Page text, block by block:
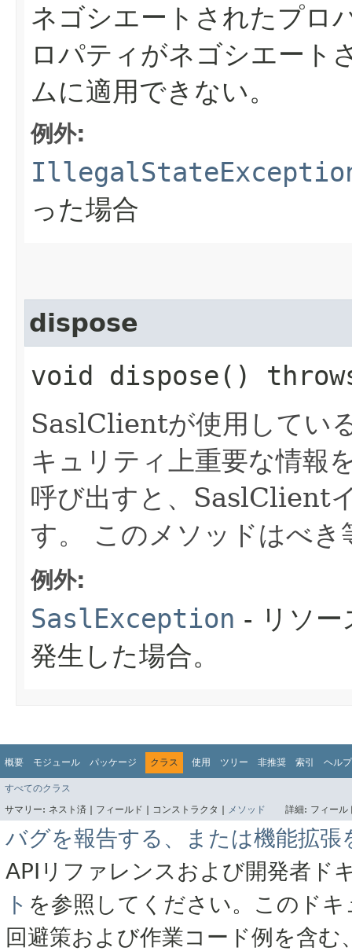
ネゴシエートされたプロ
ロパティがネゴシエート
ムに適用できない。
例外:
った場合
dispose
void dispose()
SaslClientが使用してい
キュリティ上重要な情報
呼び出すと、SaslClient
す。
このメソッドはべき
例外:
SaslException - リソー
発生した場合。
概要 モジュール パッケージ クラス 使用 ツリー 非推奨 索引 ヘルプ
すべてのクラス
サマリー: ネスト済 | フィールド | コンストラクタ | メソッド 詳細: フィー
バグを報告する、または機能拡張
APIリファレンスおよび開発者ド
ト を参照してください。このド
回避策および作業コード例を含